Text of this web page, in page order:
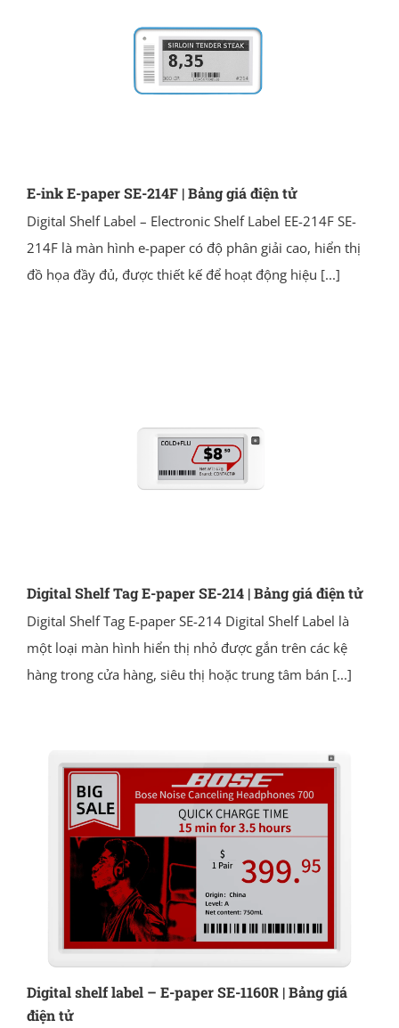
E-ink E-paper SE-214F | Bảng giá điện tử
Digital Shelf Label – Electronic Shelf Label EE-214F SE-
214F là màn hình e-paper có độ phân giải cao, hiển thị
đồ họa đầy đủ, được thiết kế để hoạt động hiệu [...]
Digital Shelf Tag E-paper SE-214 | Bảng giá điện tử
Digital Shelf Tag E-paper SE-214 Digital Shelf Label là
một loại màn hình hiển thị nhỏ được gắn trên các kệ
hàng trong cửa hàng, siêu thị hoặc trung tâm bán [...]
Digital shelf label – E-paper SE-1160R | Bảng giá
điện tử